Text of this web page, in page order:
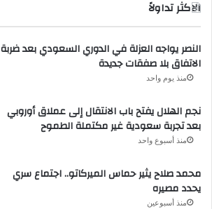
الاكثر تداولاً
النصر يواجه العزلة في الدوري السعودي بعد ضربة
الاتفاق بلا صفقات جديدة
منذ يوم واحد
نجم الهلال يفتح باب الانتقال إلى عملاق أوروبي
بعد تجربة سعودية غير مكتملة الطموح
منذ أسبوع واحد
محمد صلاح يثير حماس الميركاتو.. اجتماع سري
يحدد مصيره
منذ أسبوعين